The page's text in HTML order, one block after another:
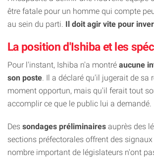
être fatale pour un homme qui compte
au sein du parti. Il doit agir vite pour
La position d'Ishiba et les
Pour l'instant, Ishiba n'a montré aucune
son poste. Il a déclaré qu'il jugerait de sa
moment opportun, mais qu'il ferait tout
accomplir ce que le public lui a demandé.
Des sondages préliminaires auprès des
sections préfectorales offrent des
nombre important de législateurs n'ont